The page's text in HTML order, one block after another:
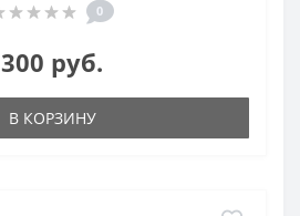
0
300 руб.
В КОРЗИНУ